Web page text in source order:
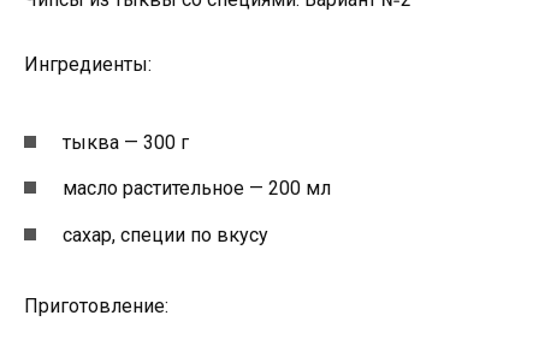
Ингредиенты:
тыква — 300 г
масло растительное — 200 мл
сахар, специи по вкусу
Приготовление: